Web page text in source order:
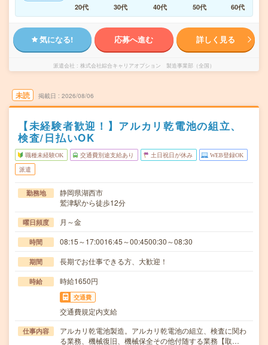
20代
30代 40代 50代 60代
気になる! 応募へ進む 詳しく見る
派遣会社 株式会社綜合キャリアオプション 製造事業部（全国）
未読 掲載日 2026/08/06
【未経験者歓迎！】アルカリ乾電池の組立、
検査/日払いOK
職種未経験OK 交通費別途支給あり 土日祝日が休み WEB登録OK
派遣
勤務地
静岡県湖西市
鷲津駅から徒歩12分
曜日頻度 月～金
時間 08:15～17:0016:45～00:4500:30～08:30
期間 長期でお仕事できる方、大歓迎！
時給 時給1650円
交通費
交通費規定内支給
仕事内容
アルカリ乾電池製造。アルカリ乾電池の組立、検査に関わ
る業務、機械復旧、機械保全その他付随する業務【取…